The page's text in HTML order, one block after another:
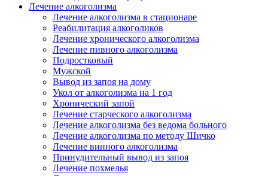
Лечение алкоголизма
Лечение алкоголизма в стационаре
Реабилитация алкоголиков
Лечение хронического алкоголизма
Лечение пивного алкоголизма
Подростковый
Мужской
Вывод из запоя на дому
Укол от алкоголизма на 1 год
Хронический запой
Лечение старческого алкоголизма
Лечение алкоголизма без ведома больного
Лечение алкоголизма по методу Шичко
Лечение винного алкоголизма
Принудительный вывод из запоя
Лечение похмелья